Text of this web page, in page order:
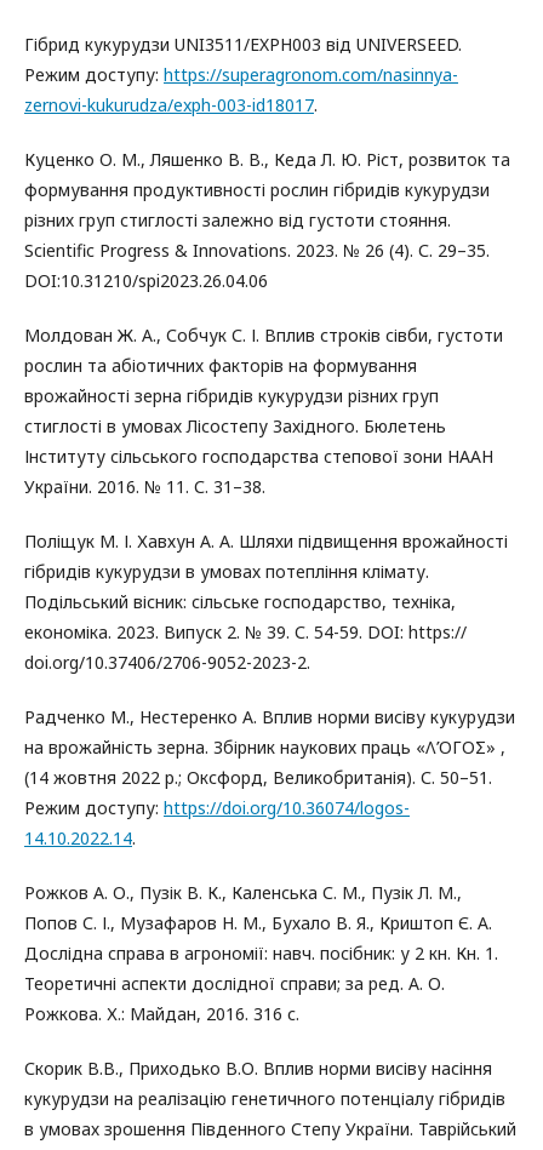
Гібрид кукурудзи UNI3511/EXPH003 від UNIVERSEED.
Режим доступу: https://superagronom.com/nasinnya-
zernovi-kukurudza/exph-003-id18017.
Куценко О. М., Ляшенко В. В., Кеда Л. Ю. Ріст, розвиток та
формування продуктивності рослин гібридів кукурудзи
різних груп стиглості залежно від густоти стояння.
Scientific Progress & Innovations. 2023. № 26 (4). С. 29–35.
DOI:10.31210/spi2023.26.04.06
Молдован Ж. А., Собчук С. І. Вплив строків сівби, густоти
рослин та абіотичних факторів на формування
врожайності зерна гібридів кукурудзи різних груп
стиглості в умовах Лісостепу Західного. Бюлетень
Інституту сільського господарства степової зони НААН
України. 2016. № 11. С. 31–38.
Поліщук М. І. Хавхун А. А. Шляхи підвищення врожайності
гібридів кукурудзи в умовах потепління клімату.
Подільський вісник: сільське господарство, техніка,
економіка. 2023. Випуск 2. № 39. С. 54-59. DOI: https://
doi.org/10.37406/2706-9052-2023-2.
Радченко М., Нестеренко А. Вплив норми висіву кукурудзи
на врожайність зерна. Збірник наукових праць «ΛΌГOΣ» ,
(14 жовтня 2022 р.; Оксфорд, Великобританія). С. 50–51.
Режим доступу: https://doi.org/10.36074/logos-
14.10.2022.14.
Рожков А. О., Пузік В. К., Каленська С. М., Пузік Л. М.,
Попов С. І., Музафаров Н. М., Бухало В. Я., Криштоп Є. А.
Дослідна справа в агрономії: навч. посібник: у 2 кн. Кн. 1.
Теоретичні аспекти дослідної справи; за ред. А. О.
Рожкова. Х.: Майдан, 2016. 316 с.
Скорик В.В., Приходько В.О. Вплив норми висіву насіння
кукурудзи на реалізацію генетичного потенціалу гібридів
в умовах зрошення Південного Степу України. Таврійський